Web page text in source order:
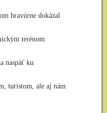
bravúrne dokázal
terénom
naspäť ku
turistom, ale aj nám